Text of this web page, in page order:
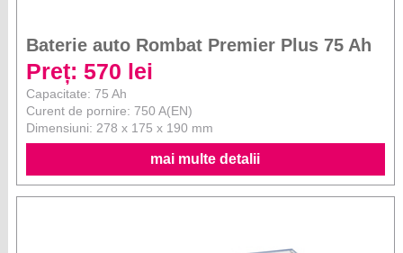
Baterie auto Rombat Premier Plus 75 Ah
Preț: 570 lei
Capacitate: 75 Ah
Curent de pornire: 750 A(EN)
Dimensiuni: 278 x 175 x 190 mm
mai multe detalii